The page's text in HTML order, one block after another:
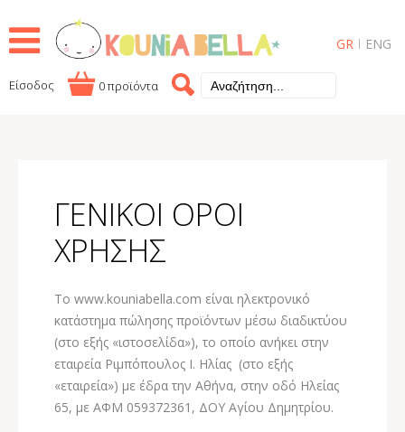
Είσοδος 0 προϊόντα
GR ENG
ΓΕΝΙΚΟΙ ΟΡΟΙ
ΧΡΗΣΗΣ
Το www.kouniabella.com είναι ηλεκτρονικό
κατάστημα πώλησης προϊόντων μέσω διαδικτύου
(στο εξής «ιστοσελίδα»), το οποίο ανήκει στην
εταιρεία Ριμπόπουλος I. Ηλίας (στο εξής
«εταιρεία») με έδρα την Αθήνα, στην οδό Ηλείας
65, με ΑΦΜ 059372361, ΔΟΥ Αγίου Δημητρίου.